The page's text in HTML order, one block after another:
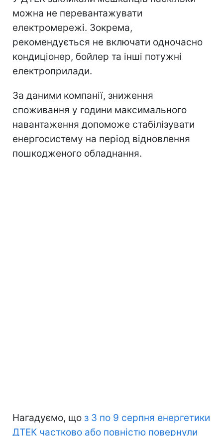
можна не перевантажувати
електромережі. Зокрема,
рекомендується не включати одночасно
кондиціонер, бойлер та інші потужні
електроприлади.
За даними компанії, зниження
споживання у години максимального
навантаження допоможе стабілізувати
енергосистему на період відновлення
пошкодженого обладнання.
Нагадуємо, що з 3 по 9 серпня енергетики
ДТЕК частково або повністю повернули